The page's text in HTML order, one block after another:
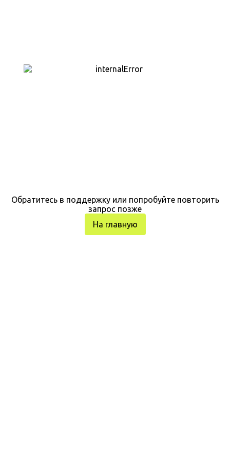
Обратитесь в поддержку или попробуйте повторить
запрос позже
На главную